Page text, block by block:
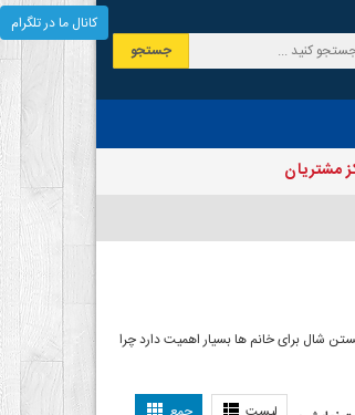
جستجو
مشتریان
شال برای خانم ها بسیار اهمیت دارد چرا
کانال ما در تلگرام